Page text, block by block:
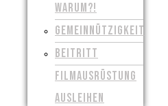
WARUM?!
GEMEINNÜTZIGKEIT
BEITRITT
FILMAUSRÜSTUNG
AUSLEIHEN